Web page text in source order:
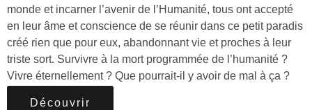
monde et incarner l’avenir de l’Humanité, tous ont accepté
en leur âme et conscience de se réunir dans ce petit paradis
créé rien que pour eux, abandonnant vie et proches à leur
triste sort. Survivre à la mort programmée de l’humanité ?
Vivre éternellement ? Que pourrait-il y avoir de mal à ça ?
Découvrir